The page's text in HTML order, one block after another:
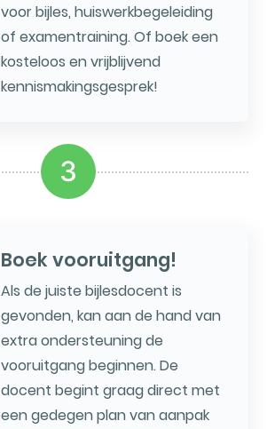
voor bijles, huiswerkbegeleiding
of examentraining. Of boek een
kosteloos en vrijblijvend
kennismakingsgesprek!
3
Boek vooruitgang!
Als de juiste bijlesdocent is
gevonden, kan aan de hand van
extra ondersteuning de
vooruitgang beginnen. De
docent begint graag direct met
een gedegen plan van aanpak